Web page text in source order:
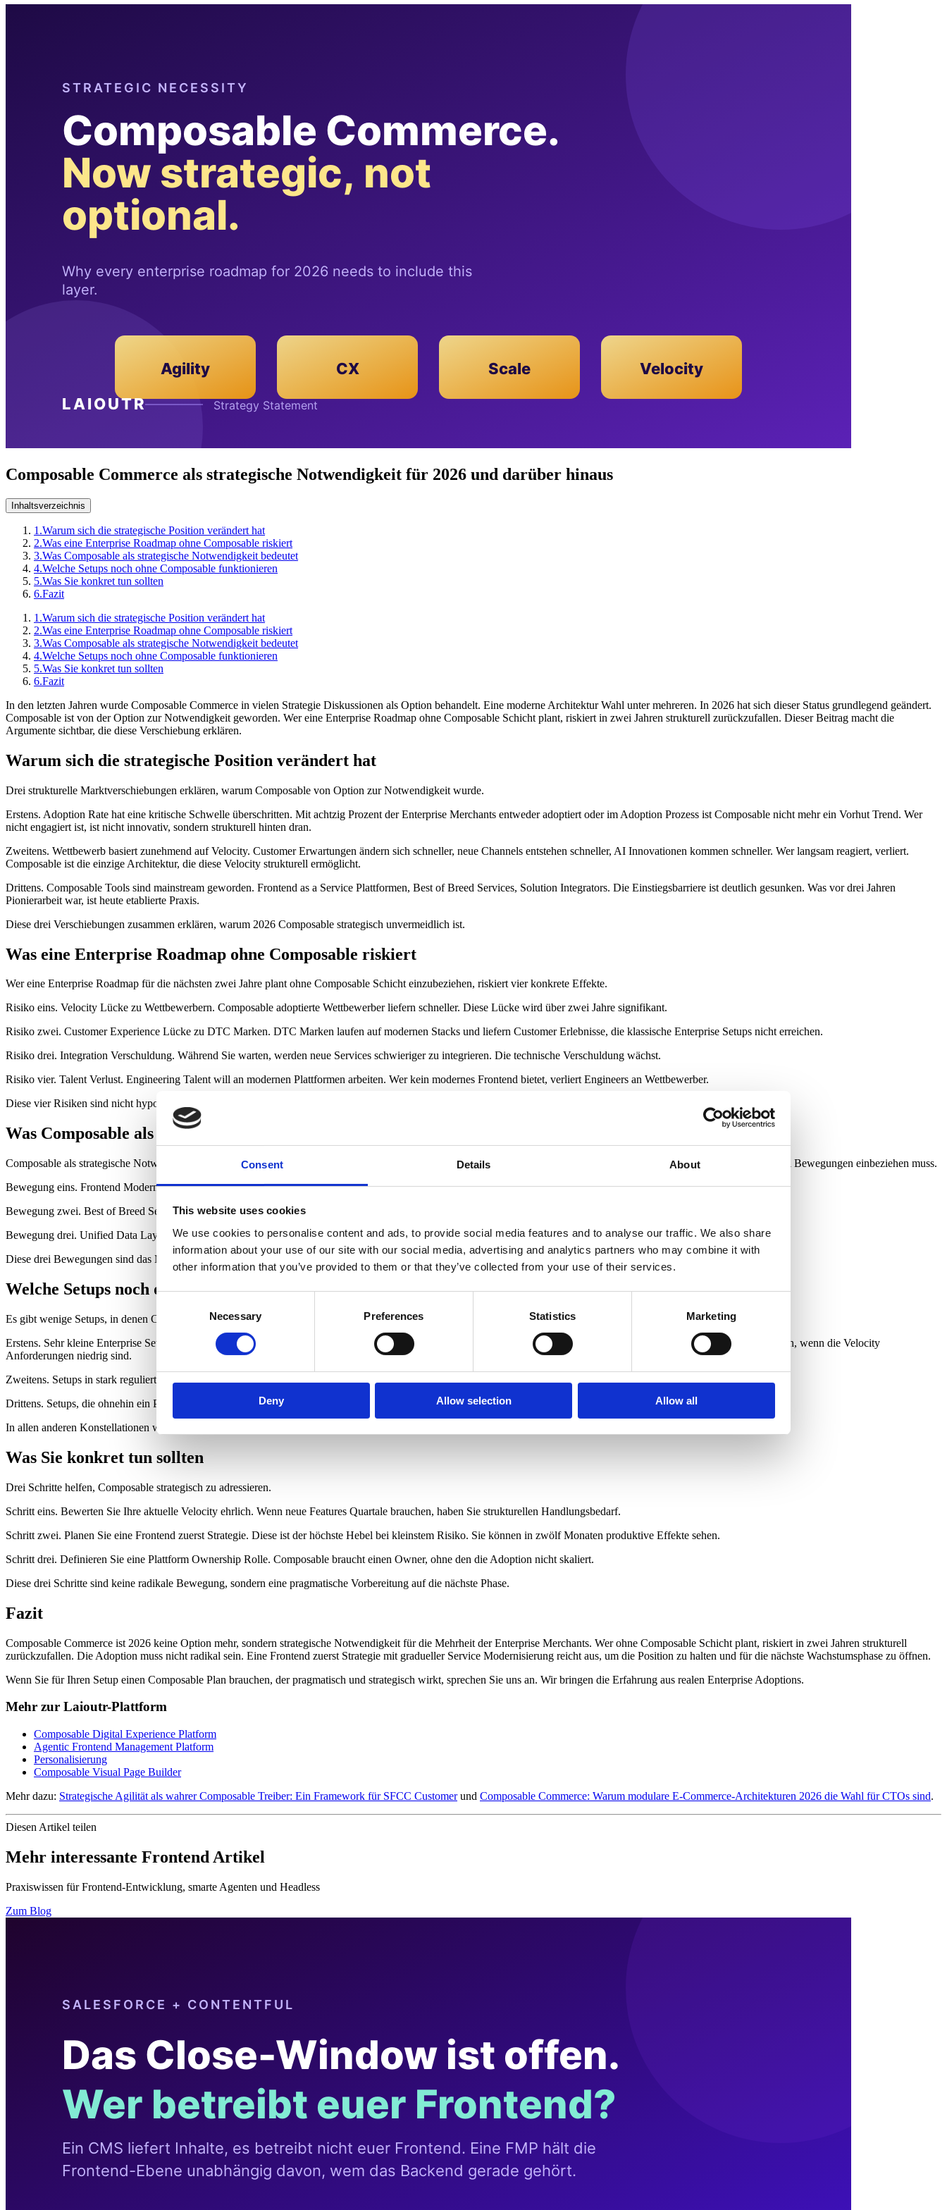
Consent Details About
This website uses cookies
We use cookies to personalise content and ads, to provide social media features and to analyse our traffic. We also share
information about your use of our site with our social media, advertising and analytics partners who may combine it with
other information that you’ve provided to them or that they’ve collected from your use of their services.
Selection
Necessary Preferences Statistics Marketing
Deny Allow selection Allow all
Composable Commerce als strategische Notwendigkeit für 2026 und darüber hinaus
Inhaltsverzeichnis
1.Warum sich die strategische Position verändert hat
2.Was eine Enterprise Roadmap ohne Composable riskiert
3.Was Composable als strategische Notwendigkeit bedeutet
4.Welche Setups noch ohne Composable funktionieren
5.Was Sie konkret tun sollten
6.Fazit
1.Warum sich die strategische Position verändert hat
2.Was eine Enterprise Roadmap ohne Composable riskiert
3.Was Composable als strategische Notwendigkeit bedeutet
4.Welche Setups noch ohne Composable funktionieren
5.Was Sie konkret tun sollten
6.Fazit
In den letzten Jahren wurde Composable Commerce in vielen Strategie Diskussionen als Option behandelt. Eine moderne Architektur Wahl unter mehreren. In 2026 hat sich dieser Status grundlegend geändert.
Composable ist von der Option zur Notwendigkeit geworden. Wer eine Enterprise Roadmap ohne Composable Schicht plant, riskiert in zwei Jahren strukturell zurückzufallen. Dieser Beitrag macht die
Argumente sichtbar, die diese Verschiebung erklären.
Warum sich die strategische Position verändert hat
Drei strukturelle Marktverschiebungen erklären, warum Composable von Option zur Notwendigkeit wurde.
Erstens. Adoption Rate hat eine kritische Schwelle überschritten. Mit achtzig Prozent der Enterprise Merchants entweder adoptiert oder im Adoption Prozess ist Composable nicht mehr ein Vorhut Trend. Wer
nicht engagiert ist, ist nicht innovativ, sondern strukturell hinten dran.
Zweitens. Wettbewerb basiert zunehmend auf Velocity. Customer Erwartungen ändern sich schneller, neue Channels entstehen schneller, AI Innovationen kommen schneller. Wer langsam reagiert, verliert.
Composable ist die einzige Architektur, die diese Velocity strukturell ermöglicht.
Drittens. Composable Tools sind mainstream geworden. Frontend as a Service Plattformen, Best of Breed Services, Solution Integrators. Die Einstiegsbarriere ist deutlich gesunken. Was vor drei Jahren
Pionierarbeit war, ist heute etablierte Praxis.
Diese drei Verschiebungen zusammen erklären, warum 2026 Composable strategisch unvermeidlich ist.
Was eine Enterprise Roadmap ohne Composable riskiert
Wer eine Enterprise Roadmap für die nächsten zwei Jahre plant ohne Composable Schicht einzubeziehen, riskiert vier konkrete Effekte.
Risiko eins. Velocity Lücke zu Wettbewerbern. Composable adoptierte Wettbewerber liefern schneller. Diese Lücke wird über zwei Jahre signifikant.
Risiko zwei. Customer Experience Lücke zu DTC Marken. DTC Marken laufen auf modernen Stacks und liefern Customer Erlebnisse, die klassische Enterprise Setups nicht erreichen.
Risiko drei. Integration Verschuldung. Während Sie warten, werden neue Services schwieriger zu integrieren. Die technische Verschuldung wächst.
Risiko vier. Talent Verlust. Engineering Talent will an modernen Plattformen arbeiten. Wer kein modernes Frontend bietet, verliert Engineers an Wettbewerber.
Diese vier Risiken sind nicht hypothetisch, sondern in vielen Setups bereits beobachtbar.
Was Composable als strategische Notwendigkeit bedeutet
Composable als strategische Notwendigkeit bedeutet nicht, dass jedes Setup sofort komplett wechseln muss. Es bedeutet, dass jede Enterprise Roadmap für 2026 mindestens drei Bewegungen einbeziehen muss.
Bewegung eins. Frontend Modernisierung. Ein modernes Frontend ist die Basis für jede weitere Composable Adoption.
Bewegung zwei. Best of Breed Service Strategie. Für mindestens eine Domäne, etwa Search, CMS oder Personalization, sollte ein Best of Breed Service eingeführt werden.
Bewegung drei. Unified Data Layer als Architektur Prinzip. Auch wenn die Implementierung schrittweise erfolgt, sollte die Architektur Entscheidung getroffen werden.
Diese drei Bewegungen sind das Minimum, um 2026 als Composable engagiert zu gelten.
Welche Setups noch ohne Composable funktionieren
Es gibt wenige Setups, in denen Composable 2026 noch optional bleibt. Diese drei Konstellationen sind die Ausnahmen.
Erstens. Sehr kleine Enterprise Setups mit unter zwanzig Millionen Dollar Online Revenue, einer Brand und einem stabilen Markt. Hier kann ein monolithischer Stack ausreichen, wenn die Velocity
Anforderungen niedrig sind.
Zweitens. Setups in stark regulierten Branchen mit langen Approval Zyklen, wo schnelle Iteration ohnehin nicht möglich ist. Hier können klassische Plattformen länger tragen.
Drittens. Setups, die ohnehin ein Phase Out vor 2028 planen. Wer das Geschäft in zwei Jahren verkauft oder schließt, braucht keine Composable Investition.
In allen anderen Konstellationen wird die strategische Notwendigkeit ernst.
Was Sie konkret tun sollten
Drei Schritte helfen, Composable strategisch zu adressieren.
Schritt eins. Bewerten Sie Ihre aktuelle Velocity ehrlich. Wenn neue Features Quartale brauchen, haben Sie strukturellen Handlungsbedarf.
Schritt zwei. Planen Sie eine Frontend zuerst Strategie. Diese ist der höchste Hebel bei kleinstem Risiko. Sie können in zwölf Monaten produktive Effekte sehen.
Schritt drei. Definieren Sie eine Plattform Ownership Rolle. Composable braucht einen Owner, ohne den die Adoption nicht skaliert.
Diese drei Schritte sind keine radikale Bewegung, sondern eine pragmatische Vorbereitung auf die nächste Phase.
Fazit
Composable Commerce ist 2026 keine Option mehr, sondern strategische Notwendigkeit für die Mehrheit der Enterprise Merchants. Wer ohne Composable Schicht plant, riskiert in zwei Jahren strukturell
zurückzufallen. Die Adoption muss nicht radikal sein. Eine Frontend zuerst Strategie mit gradueller Service Modernisierung reicht aus, um die Position zu halten und für die nächste Wachstumsphase zu öffnen.
Wenn Sie für Ihren Setup einen Composable Plan brauchen, der pragmatisch und strategisch wirkt, sprechen Sie uns an. Wir bringen die Erfahrung aus realen Enterprise Adoptions.
Mehr zur Laioutr-Plattform
Composable Digital Experience Platform
Agentic Frontend Management Platform
Personalisierung
Composable Visual Page Builder
Mehr dazu: Strategische Agilität als wahrer Composable Treiber: Ein Framework für SFCC Customerund Composable Commerce: Warum modulare E-Commerce-Architekturen 2026 die Wahl für CTOs sind.
Diesen Artikel teilen
Mehr interessante Frontend Artikel
Praxiswissen für Frontend-Entwicklung, smarte Agenten und Headless
Zum Blog